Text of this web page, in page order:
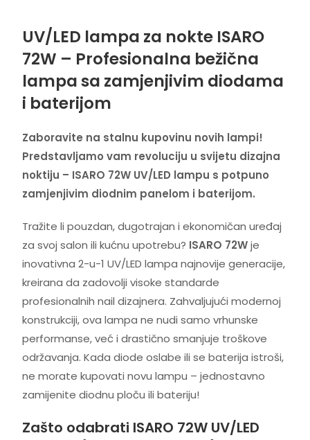
UV/LED lampa za nokte ISARO
72W – Profesionalna bežična
lampa sa zamjenjivim diodama
i baterijom
Zaboravite na stalnu kupovinu novih lampi!
Predstavljamo vam revoluciju u svijetu dizajna
noktiju – ISARO 72W UV/LED lampu s potpuno
zamjenjivim diodnim panelom i baterijom.
Tražite li pouzdan, dugotrajan i ekonomičan uređaj
za svoj salon ili kućnu upotrebu? ISARO 72Wje
inovativna 2-u-1 UV/LED lampa najnovije generacije,
kreirana da zadovolji visoke standarde
profesionalnih nail dizajnera. Zahvaljujući modernoj
konstrukciji, ova lampa ne nudi samo vrhunske
performanse, već i drastično smanjuje troškove
održavanja. Kada diode oslabe ili se baterija istroši,
ne morate kupovati novu lampu – jednostavno
zamijenite diodnu ploču ili bateriju!
Zašto odabrati ISARO 72W UV/LED